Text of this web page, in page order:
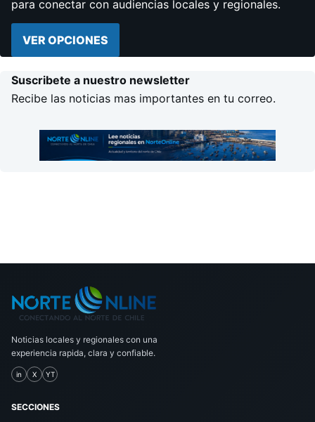
para conectar con audiencias locales y regionales.
VER OPCIONES
Suscribete a nuestro newsletter
Recibe las noticias mas importantes en tu correo.
Noticias locales y regionales con una
experiencia rapida, clara y confiable.
in X YT
SECCIONES